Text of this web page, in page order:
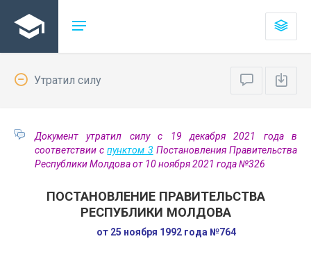
Утратил силу
Документ утратил силу с 19 декабря 2021 года в
соответствии спунктом 3 Постановления Правительства
Республики Молдова от 10 ноября 2021 года №326
ПОСТАНОВЛЕНИЕ ПРАВИТЕЛЬСТВА
РЕСПУБЛИКИ МОЛДОВА
от 25 ноября 1992 года №764